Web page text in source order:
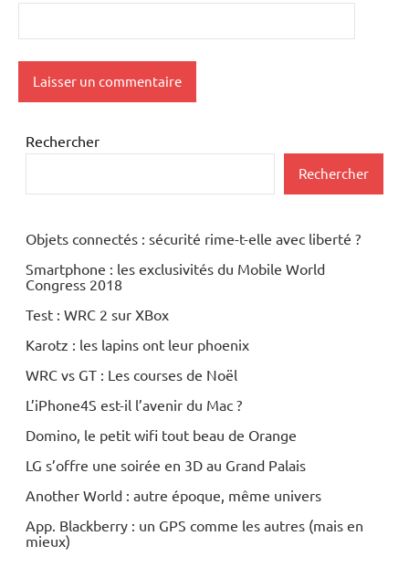
Rechercher
Rechercher
Objets connectés : sécurité rime-t-elle avec liberté ?
Smartphone : les exclusivités du Mobile World
Congress 2018
Test : WRC 2 sur XBox
Karotz : les lapins ont leur phoenix
WRC vs GT : Les courses de Noël
L’iPhone4S est-il l’avenir du Mac ?
Domino, le petit wifi tout beau de Orange
LG s’offre une soirée en 3D au Grand Palais
Another World : autre époque, même univers
App. Blackberry : un GPS comme les autres (mais en
mieux)